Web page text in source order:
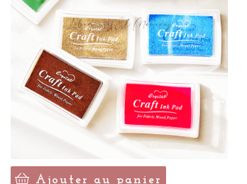
Ajouter au panier